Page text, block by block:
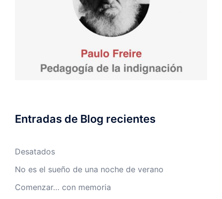
Entradas de Blog recientes
Desatados
No es el sueño de una noche de verano
Comenzar… con memoria